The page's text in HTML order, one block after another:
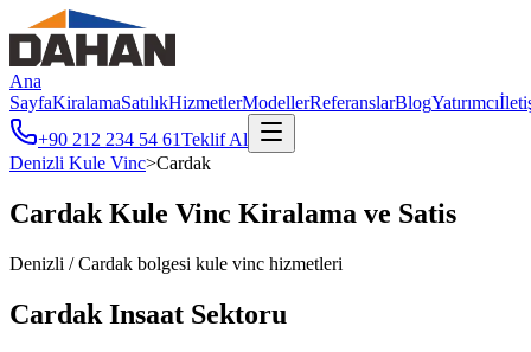
Ana
SayfaKiralamaSatılıkHizmetlerModellerReferanslarBlogYatırımcı
+90 212 234 54 61Teklif Al
Denizli Kule Vinc>Cardak
Cardak Kule Vinc Kiralama ve Satis
Denizli /Cardak bolgesi kule vinc hizmetleri
Cardak Insaat Sektoru